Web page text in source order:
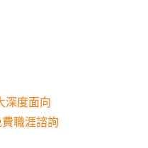
深度面向
職涯諮詢